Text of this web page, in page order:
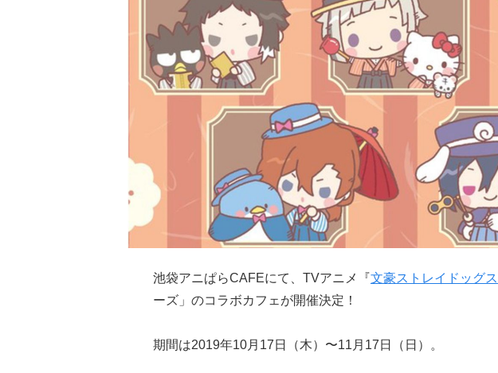
池袋アニぱらCAFEにて、TVアニメ『文豪ストレイドッグス
ーズ」のコラボカフェが開催決定！
期間は2019年10月17日（木）〜11月17日（日）。